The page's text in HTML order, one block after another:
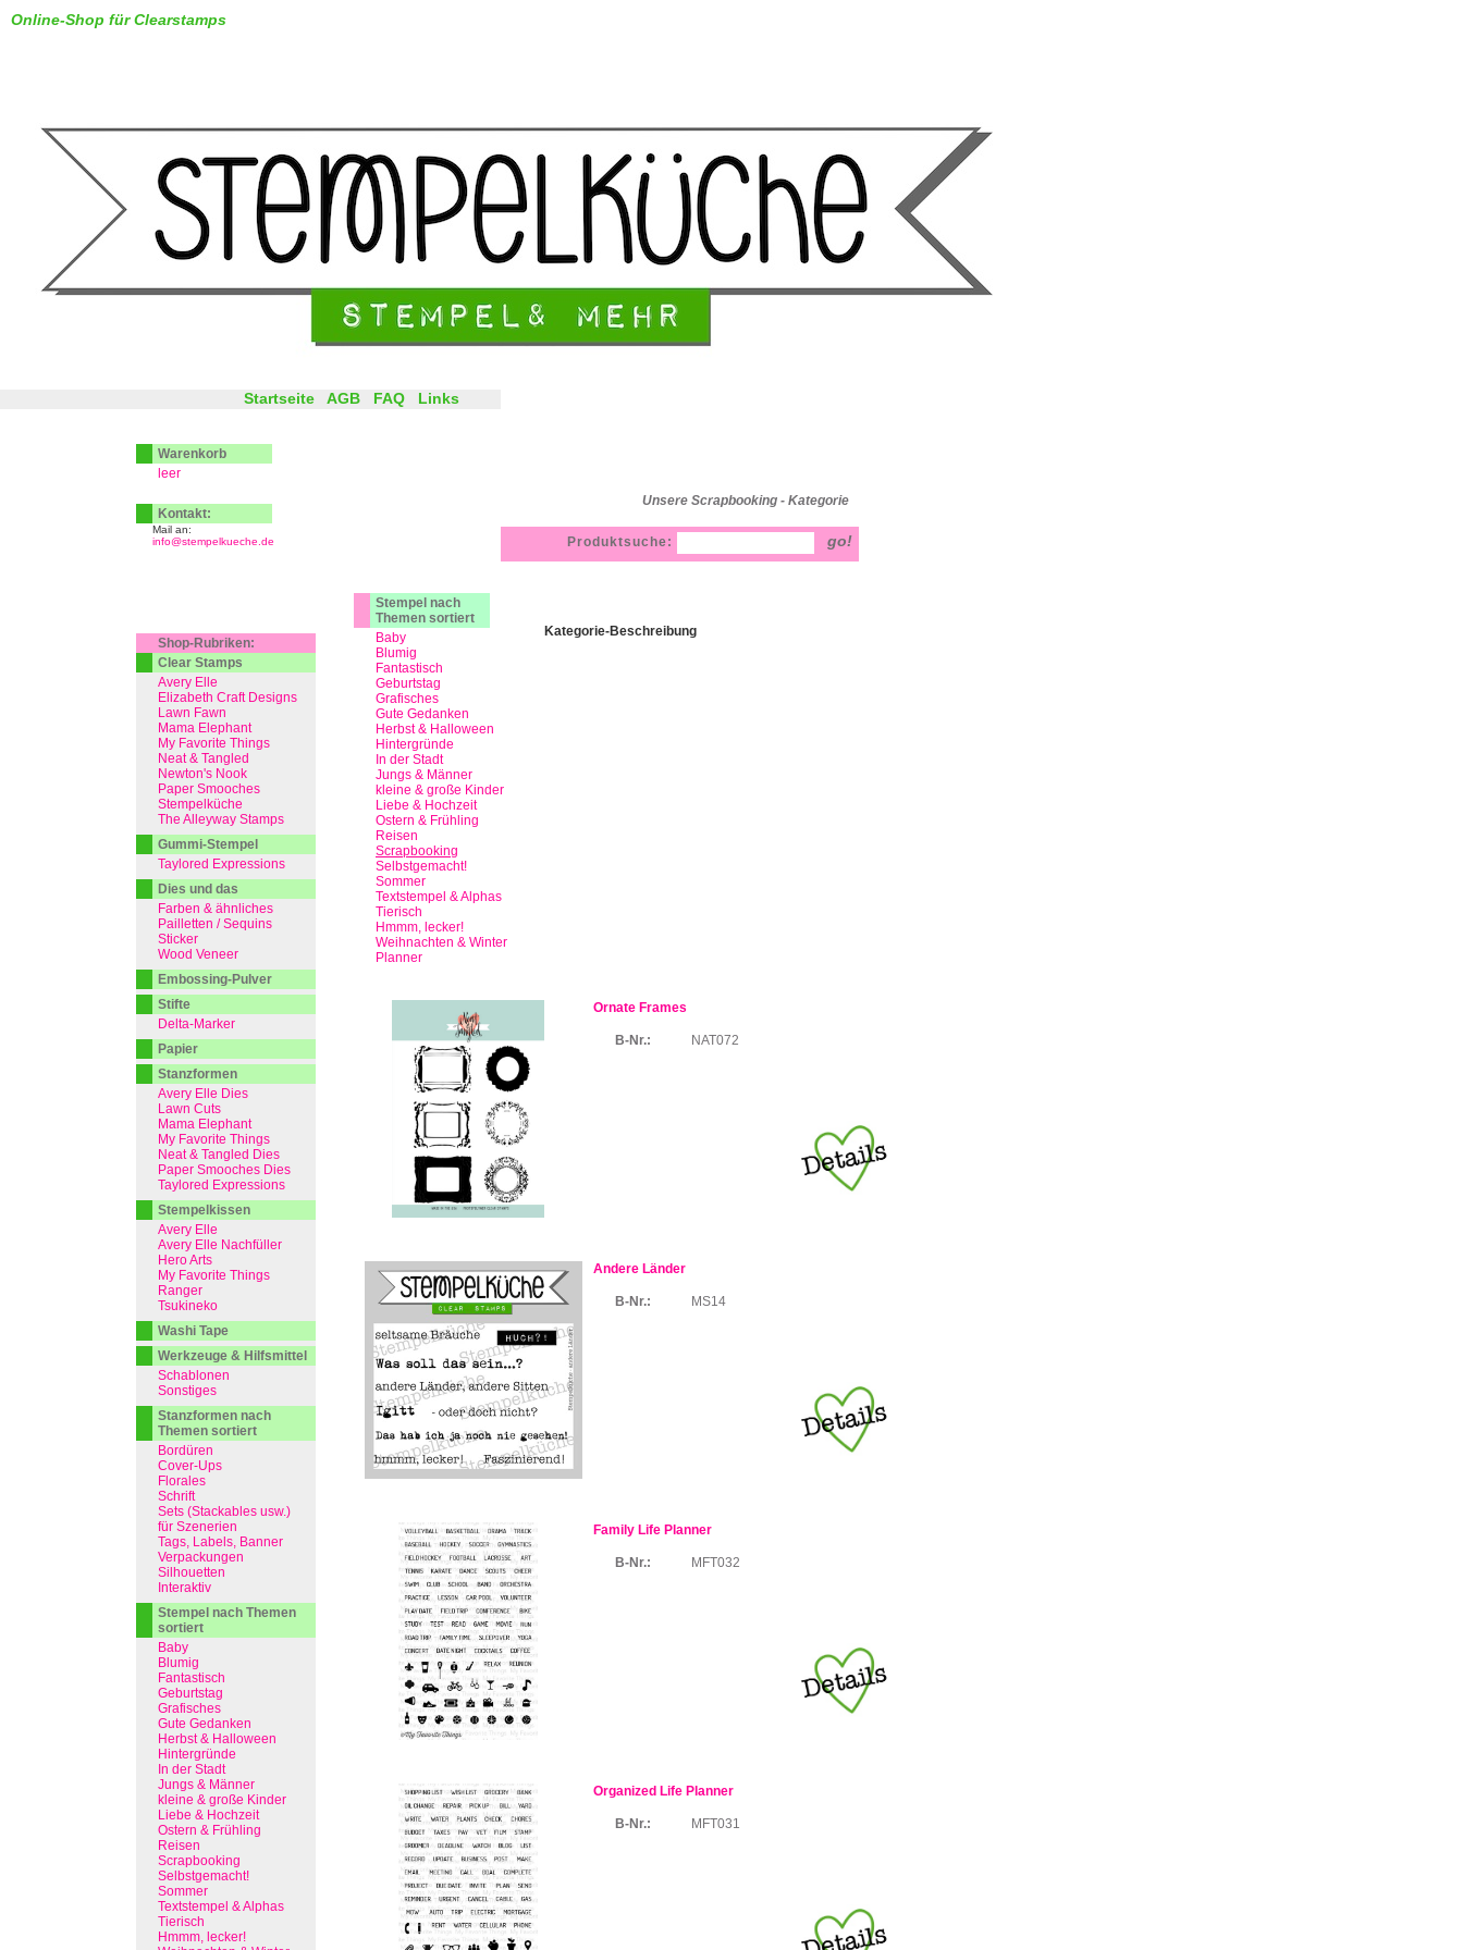
Unsere Scrapbooking - Kategorie
Online-Shop für Clearstamps
Stempel nach
Themen sortiert
Baby
Blumig
Fantastisch
Geburtstag
Grafisches
Gute Gedanken
Herbst & Halloween
Hintergründe
In der Stadt
Jungs & Männer
kleine & große Kinder
Liebe & Hochzeit
Ostern & Frühling
Reisen
Scrapbooking
Selbstgemacht!
Sommer
Textstempel & Alphas
Tierisch
Hmmm, lecker!
Weihnachten & Winter
Planner
Kategorie-Beschreibung
Ornate Frames
B-Nr.: NAT072
Andere Länder
B-Nr.: MS14
Family Life Planner
B-Nr.: MFT032
Organized Life Planner
B-Nr.: MFT031
Startseite AGB FAQ Links
Produktsuche:
Warenkorb
leer
Kontakt:
Mail an:
info@stempelkueche.de
Shop-Rubriken:
Clear Stamps
Avery Elle
Elizabeth Craft Designs
Lawn Fawn
Mama Elephant
My Favorite Things
Neat & Tangled
Newton's Nook
Paper Smooches
Stempelküche
The Alleyway Stamps
Gummi-Stempel
Taylored Expressions
Dies und das
Farben & ähnliches
Pailletten / Sequins
Sticker
Wood Veneer
Embossing-Pulver
Stifte
Delta-Marker
Papier
Stanzformen
Avery Elle Dies
Lawn Cuts
Mama Elephant
My Favorite Things
Neat & Tangled Dies
Paper Smooches Dies
Taylored Expressions
Stempelkissen
Avery Elle
Avery Elle Nachfüller
Hero Arts
My Favorite Things
Ranger
Tsukineko
Washi Tape
Werkzeuge & Hilfsmittel
Schablonen
Sonstiges
Stanzformen nach
Themen sortiert
Bordüren
Cover-Ups
Florales
Schrift
Sets (Stackables usw.)
für Szenerien
Tags, Labels, Banner
Verpackungen
Silhouetten
Interaktiv
Stempel nach Themen
sortiert
Baby
Blumig
Fantastisch
Geburtstag
Grafisches
Gute Gedanken
Herbst & Halloween
Hintergründe
In der Stadt
Jungs & Männer
kleine & große Kinder
Liebe & Hochzeit
Ostern & Frühling
Reisen
Scrapbooking
Selbstgemacht!
Sommer
Textstempel & Alphas
Tierisch
Hmmm, lecker!